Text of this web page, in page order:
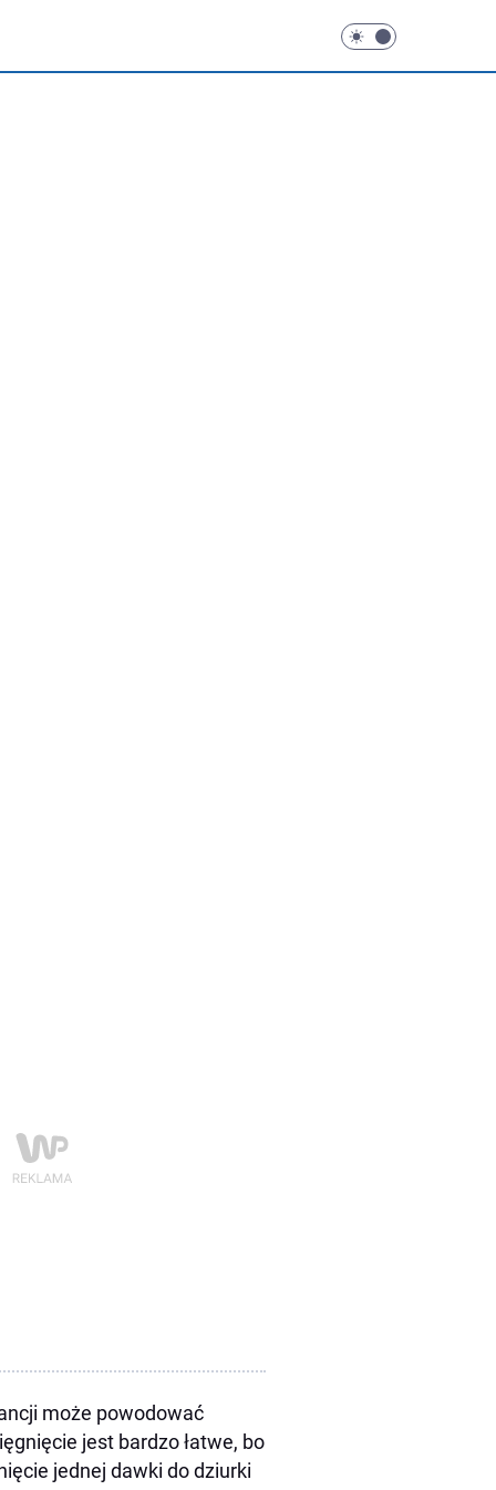
może powodować
jest bardzo łatwe, bo
jednej dawki do dziurki